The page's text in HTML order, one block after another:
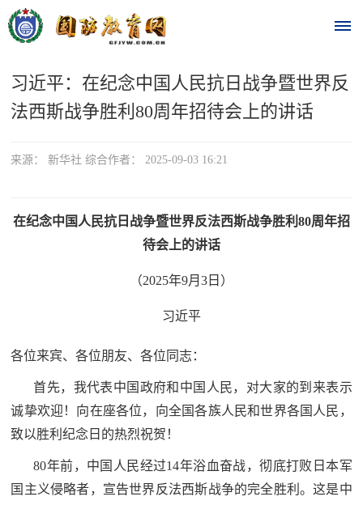
首
时
要
时
闻
追
踪
热
追
踪
国
防
习近平：在纪念中国人民抗日战争暨世界反
法西斯战争胜利80周年招待会上的讲话
来源： 新华社 综合作者： 2025-09-03 16:21
在纪念中国人民抗日战争暨世界反法西斯战争胜利80周年招
待会上的讲话
（2025年9月3日）
习近平
各位来宾、各位朋友、各位同志：
首先，我代表中国政府和中国人民，对大家的到来表示
诚挚欢迎！向在座各位，向全国各族人民和世界各国人民，
致以胜利纪念日的热烈祝贺！
80年前，中国人民经过14年浴血奋战，彻底打败日本军
国主义侵略者，宣告世界反法西斯战争的完全胜利。这是中